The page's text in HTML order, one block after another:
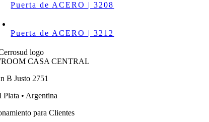
Puerta de ACERO | 3208
Puerta de ACERO | 3212
CASA CENTRAL
B Justo 2751
Plata • Argentina
para Clientes